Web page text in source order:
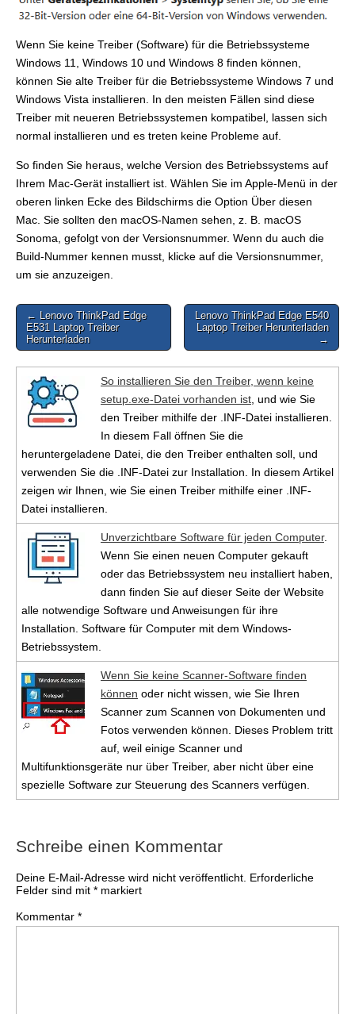
Wenn Sie keine Treiber (Software) für die Betriebssysteme
Windows 11, Windows 10 und Windows 8 finden können,
können Sie alte Treiber für die Betriebssysteme Windows 7 und
Windows Vista installieren. In den meisten Fällen sind diese
Treiber mit neueren Betriebssystemen kompatibel, lassen sich
normal installieren und es treten keine Probleme auf.
So finden Sie heraus, welche Version des Betriebssystems auf
Ihrem Mac-Gerät installiert ist. Wählen Sie im Apple-Menü in der
oberen linken Ecke des Bildschirms die Option Über diesen
Mac. Sie sollten den macOS-Namen sehen, z. B. macOS
Sonoma, gefolgt von der Versionsnummer. Wenn du auch die
Build-Nummer kennen musst, klicke auf die Versionsnummer,
um sie anzuzeigen.
Post
navigation
← Lenovo ThinkPad Edge
E531 Laptop Treiber
Herunterladen
Lenovo ThinkPad Edge E540
Laptop Treiber Herunterladen
→
So installieren Sie den Treiber, wenn keine
setup.exe-Datei vorhanden ist , und wie Sie
den Treiber mithilfe der .INF-Datei installieren.
In diesem Fall öffnen Sie die
heruntergeladene Datei, die den Treiber enthalten soll, und
verwenden Sie die .INF-Datei zur Installation. In diesem Artikel
zeigen wir Ihnen, wie Sie einen Treiber mithilfe einer .INF-
Datei installieren.
Unverzichtbare Software für jeden Computer.
Wenn Sie einen neuen Computer gekauft
oder das Betriebssystem neu installiert haben,
dann finden Sie auf dieser Seite der Website
alle notwendige Software und Anweisungen für ihre
Installation. Software für Computer mit dem Windows-
Betriebssystem.
Wenn Sie keine Scanner-Software finden
können oder nicht wissen, wie Sie Ihren
Scanner zum Scannen von Dokumenten und
Fotos verwenden können. Dieses Problem tritt
auf, weil einige Scanner und
Multifunktionsgeräte nur über Treiber, aber nicht über eine
spezielle Software zur Steuerung des Scanners verfügen.
Schreibe einen Kommentar
Deine E-Mail-Adresse wird nicht veröffentlicht. Erforderliche
Felder sind mit * markiert
Kommentar *